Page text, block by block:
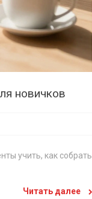
новичков
учить, как собрать
Читать далее